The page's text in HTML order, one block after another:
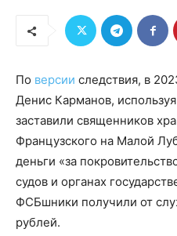
По версии следствия, в
Денис Карманов,
заставили священников
Французского на Малой
деньги «за
судов и органах
ФСБшники получили от
рублей.